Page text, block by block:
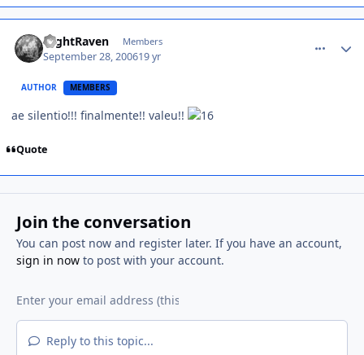
NightRaven Members
September 28, 200619 yr
AUTHOR MEMBERS
ae silentio!!! finalmente!! valeu!!
Quote
Join the conversation
You can post now and register later. If you have an account,
sign in nowto post with your account.
Reply to this topic...